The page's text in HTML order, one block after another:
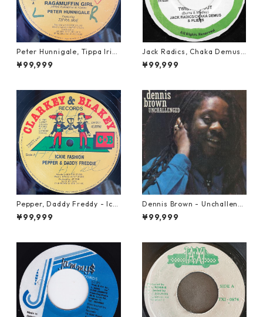
Peter Hunnigale, Tippa Irie
- Raggamuffin Girl【12-50
045】
¥99,999
Jack Radics, Chaka Demus
& Pliers - Twist And Shout
【7-21830】
¥99,999
Pepper, Daddy Freddy - Icki
e Fashion【12-50044】
¥99,999
Dennis Brown - Unchalleng
ed【LP-70046】
¥99,999